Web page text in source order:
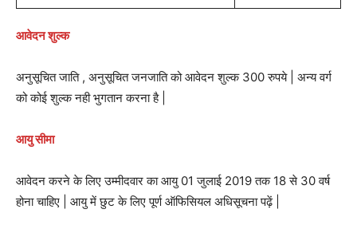
आवेदन शुल्क
अनुसूचित जाति , अनुसूचित जनजाति को आवेदन शुल्क 300 रुपये | अन्य वर्ग
को कोई शुल्क नही भुगतान करना है |
आयु सीमा
आवेदन करने के लिए उम्मीदवार का आयु 01 जुलाई 2019 तक 18 से 30 वर्ष
होना चाहिए | आयु में छुट के लिए पूर्ण ऑफिसियल अधिसूचना पढ़ें |